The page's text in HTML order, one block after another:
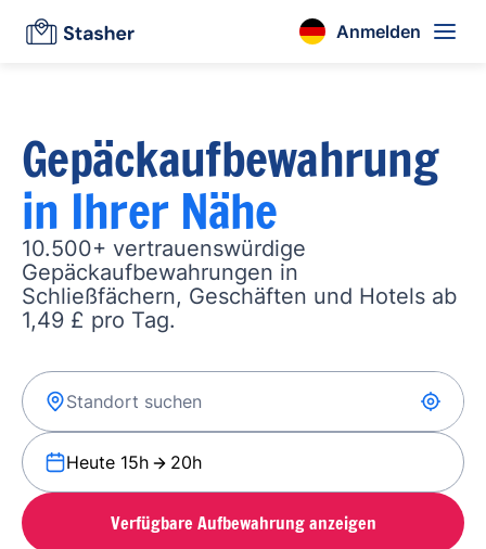
Anmelden
Gepäckaufbewahrung
in Ihrer Nähe
10.500+ vertrauenswürdige
Gepäckaufbewahrungen in
Schließfächern, Geschäften und Hotels ab
1,49 £ pro Tag.
Heute 15h 20h
Verfügbare Aufbewahrung anzeigen